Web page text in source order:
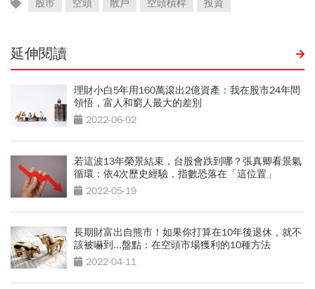
股市 空頭 散戶 空頭槓桿 投資
延伸閱讀
理財小白5年用160萬滾出2億資產：我在股市24年間
領悟，富人和窮人最大的差別
2022-06-02
若這波13年榮景結束，台股會跌到哪？張真卿看景氣
循環：依4次歷史經驗，指數恐落在「這位置」
2022-05-19
長期財富出自熊市！如果你打算在10年後退休，就不
該被嚇到...盤點：在空頭市場獲利的10種方法
2022-04-11